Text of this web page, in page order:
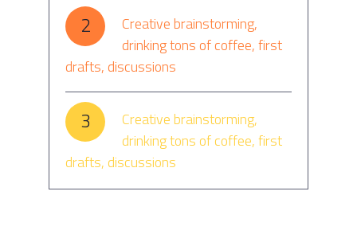
2
Creative brainstorming,
drinking tons of coffee, first
drafts, discussions
3
Creative brainstorming,
drinking tons of coffee, first
drafts, discussions